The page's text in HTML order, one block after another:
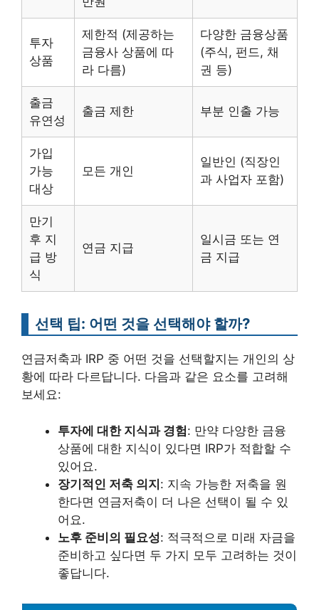
투자
상품
제한적 (제공하는
금융사 상품에 따
라 다름)
다양한 금융상품
(주식, 펀드, 채
권 등)
출금
유연성
출금 제한 부분 인출 가능
가입
가능
대상
모든 개인
일반인 (직장인
과 사업자 포함)
만기
후 지
급 방
식
연금 지급
일시금 또는 연
금 지급
선택 팁: 어떤 것을 선택해야 할까?
연금저축과 IRP 중 어떤 것을 선택할지는 개인의 상
황에 따라 다르답니다. 다음과 같은 요소를 고려해
보세요:
투자에 대한 지식과 경험: 만약 다양한 금융
상품에 대한 지식이 있다면 IRP가 적합할 수
있어요.
장기적인 저축 의지: 지속 가능한 저축을 원
한다면 연금저축이 더 나은 선택이 될 수 있
어요.
노후 준비의 필요성: 적극적으로 미래 자금을
준비하고 싶다면 두 가지 모두 고려하는 것이
좋답니다.